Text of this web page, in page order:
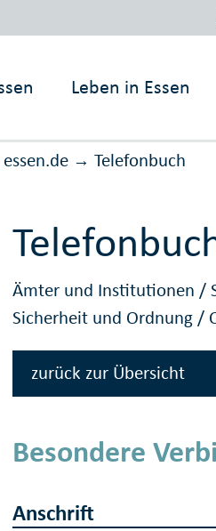
Leben in Essen
essen.de → Telefonbuch
Ämter und Institutionen /
Sicherheit und Ordnung /
zurück zur Übersicht
Besondere
Anschrift